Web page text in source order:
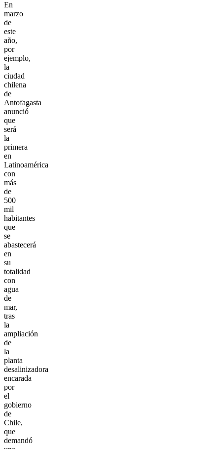
En
marzo
de
este
año,
por
ejemplo,
la
ciudad
chilena
de
Antofagasta
anunció
que
será
la
primera
en
Latinoamérica
con
más
de
500
mil
habitantes
que
se
abastecerá
en
su
totalidad
con
agua
de
mar,
tras
la
ampliación
de
la
planta
desalinizadora
encarada
por
el
gobierno
de
Chile,
que
demandó